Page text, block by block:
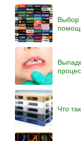
Выбор
Что